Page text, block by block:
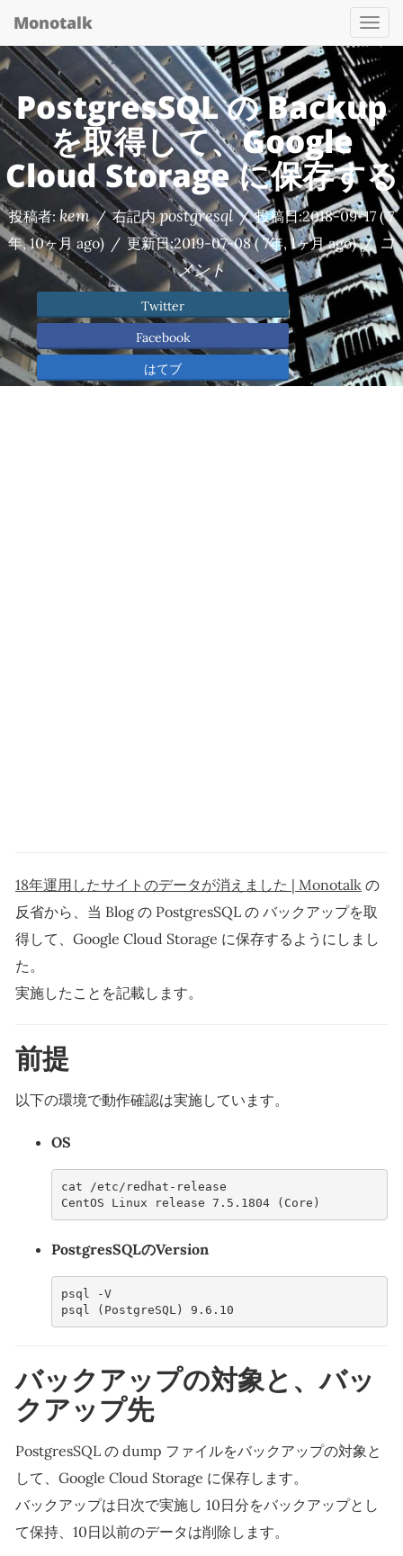
Monotalk
PostgresSQL の Backup
を取得して、Google
Cloud Storage に保存する
投稿者: kem / 右記内postgresql / 投稿日:2018-09-17 ( 7
年, 10ヶ月 ago) / 更新日:2019-07-08( 7年, 1ヶ月 ago) / コ
メント
Twitter
Facebook
はてブ
18年運用したサイトのデータが消えました | Monotalk の
反省から、当 Blog の PostgresSQL の バックアップを取
得して、Google Cloud Storage に保存するようにしまし
た。
実施したことを記載します。
前提
以下の環境で動作確認は実施しています。
OS
cat /etc/redhat-release
CentOS Linux release 7.5.1804 (Core)
PostgresSQLのVersion
psql -V
psql (PostgreSQL) 9.6.10
バックアップの対象と、バッ
クアップ先
PostgresSQL の dump ファイルをバックアップの対象と
して、Google Cloud Storage に保存します。
バックアップは日次で実施し 10日分をバックアップとし
て保持、10日以前のデータは削除します。